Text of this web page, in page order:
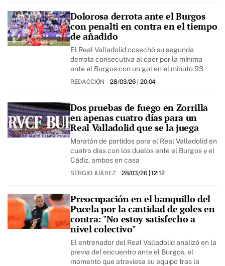
Dolorosa derrota ante el Burgos
con penalti en contra en el tiempo
de añadido
El Real Valladolid cosechó su segunda
derrota consecutiva al caer por la mínima
ante el Burgos con un gol en el minuto 93
REDACCIÓN 28/03/26 | 20:04
Dos pruebas de fuego en Zorrilla
en apenas cuatro días para un
Real Valladolid que se la juega
Maratón de partidos para el Real Valladolid en
cuatro días con los duelos ante el Burgos y el
Cádiz, ambos en casa
SERGIO JUÁREZ 28/03/26| 12:12
Preocupación en el banquillo del
Pucela por la cantidad de goles en
contra: "No estoy satisfecho a
nivel colectivo"
El entrenador del Real Valladolid analizó en la
previa del encuentro ante el Burgos, el
momento que atraviesa su equipo tras la